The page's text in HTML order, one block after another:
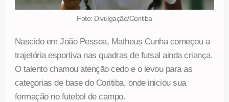
Foto: Divulgação/Coritiba
Nascido em João Pessoa, Matheus Cunha começou a
trajetória esportiva nas quadras de futsal ainda criança.
O talento chamou atenção cedo e o levou para as
categorias de base do Coritiba, onde iniciou sua
formação no futebol de campo.